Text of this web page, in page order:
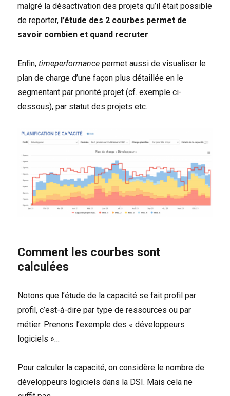
malgré la désactivation des projets qu’il était possible
de reporter, l’étude des 2 courbes permet de
savoir combien et quand recruter.
Enfin,timeperformance permet aussi de visualiser le
plan de charge d’une façon plus détaillée en le
segmentant par priorité projet (cf. exemple ci-
dessous), par statut des projets etc.
Comment les courbes sont
calculées
Notons que l’étude de la capacité se fait profil par
profil, c’est-à-dire par type de ressources ou par
métier. Prenons l’exemple des « développeurs
logiciels »…
Pour calculer la capacité, on considère le nombre de
développeurs logiciels dans la DSI. Mais cela ne